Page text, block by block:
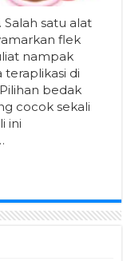
Salah satu alat
flek
nampak
teraplikasi di
bedak
cocok sekali
ini